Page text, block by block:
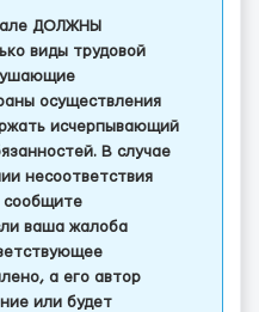
ДОЛЖНЫ
виды трудовой
осуществления
исчерпывающий
В случае
несоответствия
сообщите
ваша жалоба
а его автор
или будет